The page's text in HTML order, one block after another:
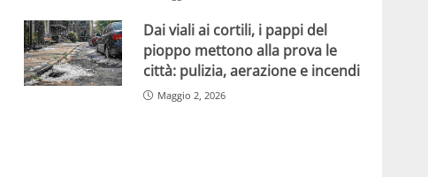
Dai viali ai cortili, i pappi del
pioppo mettono alla prova le
città: pulizia, aerazione e incendi
Maggio 2, 2026